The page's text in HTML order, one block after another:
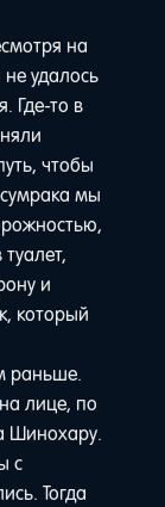
на
удалось
Где-то в
чтобы
мы
и
который
раньше.
лице, по
Шинохару.
с
Тогда